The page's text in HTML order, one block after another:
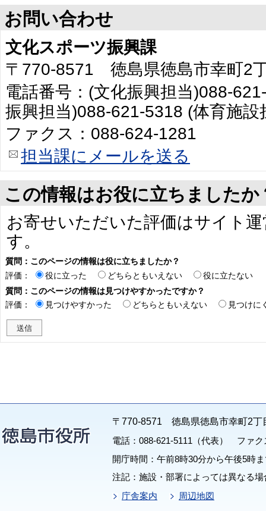
お問い合わせ
文化スポーツ振興課
〒770-8571 徳島県徳島市幸町2
電話番号：(文化振興担当)088-
振興担当)088-621-5318 (体育施
ファクス：088-624-1281
担当課にメールを送る
この情報はお役に立ちましたか
お寄せいただいた評価はサイト
す。
質問：このページの情報は役に立ちましたか？
評価：
役に立った どちらともいえない
役に立たない
質問：このページの情報は見つけやすかったですか？
評価：
見つけやすかった どちらともいえない 見つけに
〒770-8571 徳島県徳島市幸町2丁
電話：088-621-5111（代表） ファク
開庁時間：午前8時30分から午後5時
注記：施設・部署によっては異なる
庁舎案内
周辺地図